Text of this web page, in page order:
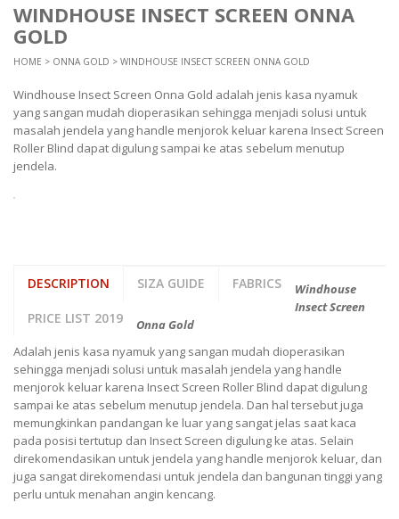
WINDHOUSE INSECT SCREEN ONNA
GOLD
HOME > ONNA GOLD > WINDHOUSE INSECT SCREEN ONNA GOLD
Windhouse Insect Screen Onna Gold adalah jenis kasa nyamuk
yang sangan mudah dioperasikan sehingga menjadi solusi untuk
masalah jendela yang handle menjorok keluar karena Insect Screen
Roller Blind dapat digulung sampai ke atas sebelum menutup
jendela.
DESCRIPTION SIZA GUIDE FABRICS
PRICE LIST 2019
Windhouse
Insect Screen
Onna Gold
Adalah jenis kasa nyamuk yang sangan mudah dioperasikan
sehingga menjadi solusi untuk masalah jendela yang handle
menjorok keluar karena Insect Screen Roller Blind dapat digulung
sampai ke atas sebelum menutup jendela. Dan hal tersebut juga
memungkinkan pandangan ke luar yang sangat jelas saat kaca
pada posisi tertutup dan Insect Screen digulung ke atas. Selain
direkomendasikan untuk jendela yang handle menjorok keluar, dan
juga sangat direkomendasi untuk jendela dan bangunan tinggi yang
perlu untuk menahan angin kencang.